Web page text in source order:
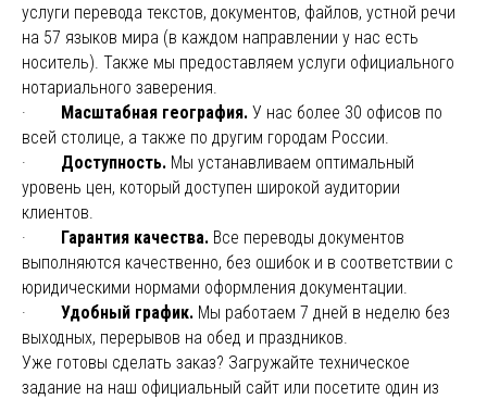
услуги перевода текстов, документов, файлов, устной речи
на 57 языков мира (в каждом направлении у нас есть
носитель). Также мы предоставляем услуги официального
нотариального заверения.
· Масштабная география. У нас более 30 офисов по
всей столице, а также по другим городам России.
· Доступность. Мы устанавливаем оптимальный
уровень цен, который доступен широкой аудитории
клиентов.
· Гарантия качества. Все переводы документов
выполняются качественно, без ошибок и в соответствии с
юридическими нормами оформления документации.
· Удобный график. Мы работаем 7 дней в неделю без
выходных, перерывов на обед и праздников.
Уже готовы сделать заказ? Загружайте техническое
задание на наш официальный сайт или посетите один из